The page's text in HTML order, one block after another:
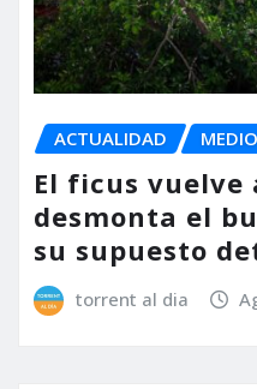
ACTUALIDAD
El ficus vuelve
desmonta el
su supuesto
torrent al dia